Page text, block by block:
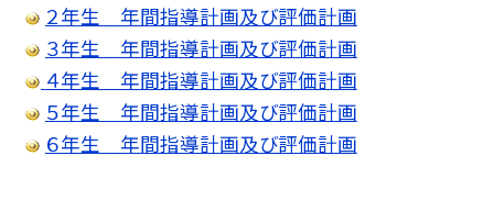
２年生 年間指導計画及び評価計画
３年生 年間指導計画及び評価計画
４年生 年間指導計画及び評価計画
５年生 年間指導計画及び評価計画
６年生 年間指導計画及び評価計画